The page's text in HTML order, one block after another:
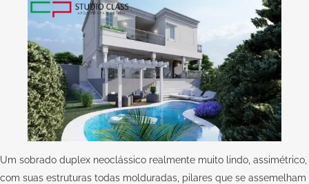
Um sobrado duplex neoclássico realmente muito lindo, assimétrico,
com suas estruturas todas molduradas, pilares que se assemelham